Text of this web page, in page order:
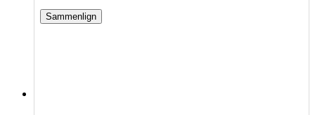
Sammenlign